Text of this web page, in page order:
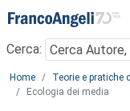
Menu
Cerca:
Main content
Home
Teorie e pratiche
Ecologia dei media